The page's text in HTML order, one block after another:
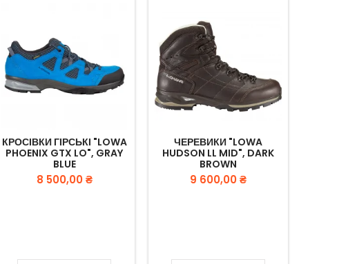
КРОСІВКИ ГІРСЬКІ "LOWA
PHOENIX GTX LO", GRAY
BLUE
Вартість
8 500,00 ₴
ЧЕРЕВИКИ "LOWA
HUDSON LL MID", DARK
BROWN
Вартість
9 600,00 ₴